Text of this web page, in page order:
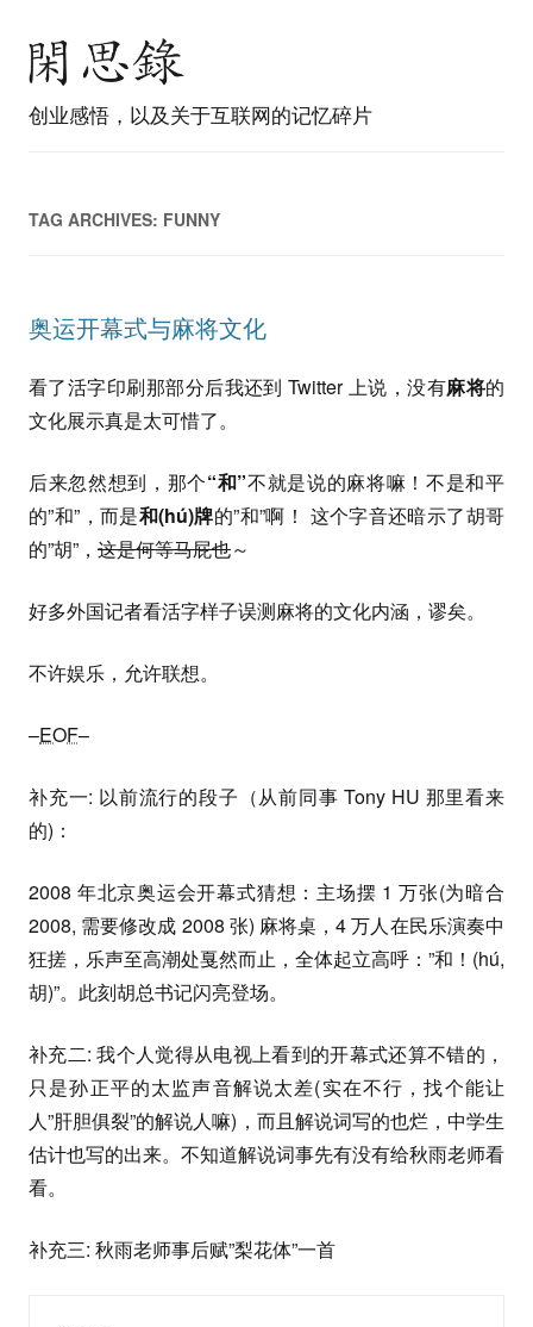
创业感悟，以及关于互联网的记忆碎片
TAG ARCHIVES: FUNNY
奥运开幕式与麻将文化
看了活字印刷那部分后我还到 Twitter 上说，没有麻将的
文化展示真是太可惜了。
后来忽然想到，那个“和”不就是说的麻将嘛！不是和平
的”和”，而是和(hú)牌的”和”啊！ 这个字音还暗示了胡哥
的”胡”， 这是何等马屁也～
好多外国记者看活字样子误测麻将的文化内涵，谬矣。
不许娱乐，允许联想。
–EOF–
补充一: 以前流行的段子（从前同事 Tony HU 那里看来
的)：
2008 年北京奥运会开幕式猜想：主场摆 1 万张(为暗合
2008, 需要修改成 2008 张) 麻将桌，4 万人在民乐演奏中
狂搓，乐声至高潮处戛然而止，全体起立高呼：”和！(hú,
胡)”。此刻胡总书记闪亮登场。
补充二: 我个人觉得从电视上看到的开幕式还算不错的，
只是孙正平的太监声音解说太差(实在不行，找个能让
人”肝胆俱裂”的解说人嘛)，而且解说词写的也烂，中学生
估计也写的出来。不知道解说词事先有没有给秋雨老师看
看。
补充三: 秋雨老师事后赋”梨花体”一首